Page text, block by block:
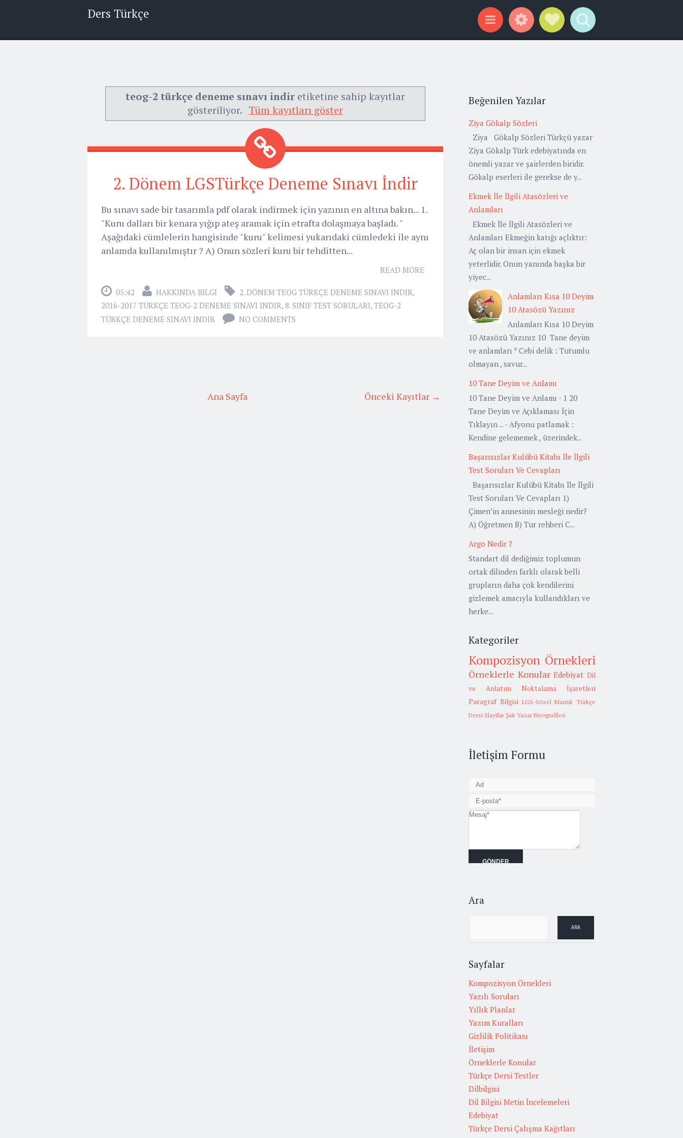
Ders Türkçe
Menu WidgetsSocial Links
Search
teog-2 türkçe deneme sınavı indir etiketine sahip kayıtlar
gösteriliyor. Tüm kayıtları göster
2. Dönem LGSTürkçe Deneme Sınavı İndir
Bu sınavı sade bir tasarımla pdf olarak indirmek için yazının en altına bakın... 1.
"Kuru dalları bir kenara yığıp ateş aramak için etrafta dolaşmaya başladı. "
Aşağıdaki cümlelerin hangisinde "kuru" kelimesi yukarıdaki cümledeki ile aynı
anlamda kullanılmıştır ? A) Onun sözleri kuru bir tehditten...
READ MORE
05:42 HAKKINDA BILGI 2. DÖNEM TEOG TÜRKÇE DENEME SINAVI INDIR,
2016-2017 TÜRKÇE TEOG-2 DENEME SINAVI INDIR, 8. SINIF TEST SORULARI, TEOG-2
TÜRKÇE DENEME SINAVI INDIR
NO COMMENTS
Önceki Kayıtlar →
Ana Sayfa
Beğenilen Yazılar
Ziya Gökalp Sözleri
Ziya Gökalp Sözleri Türkçü yazar
Ziya Gökalp Türk edebiyatında en
önemli yazar ve şairlerden biridir.
Gökalp eserleri ile gerekse de y...
Ekmek İle İlgili Atasözleri ve
Anlamları
Ekmek İle İlgili Atasözleri ve
Anlamları Ekmeğin katığı açlıktır:
Aç olan bir insan için ekmek
yeterlidir. Onun yanında başka bir
yiyec...
Anlamları Kısa 10 Deyim
10 Atasözü Yazınız
Anlamları Kısa 10 Deyim
10 Atasözü Yazınız 10 Tane deyim
ve anlamları * Cebi delik : Tutumlu
olmayan , savur...
10 Tane Deyim ve Anlamı
10 Tane Deyim ve Anlamı - 1 20
Tane Deyim ve Açıklaması İçin
Tıklayın ... - Afyonu patlamak :
Kendine gelememek , üzerindek...
Başarısızlar Kulübü Kitabı İle İlgili
Test Soruları Ve Cevapları
Başarısızlar Kulübü Kitabı İle İlgili
Test Soruları Ve Cevapları 1)
Çimen’in annesinin mesleği nedir?
A) Öğretmen B) Tur rehberi C...
Argo Nedir ?
Standart dil dediğimiz toplumun
ortak dilinden farklı olarak belli
grupların daha çok kendilerini
gizlemek amacıyla kullandıkları ve
herke...
Kategoriler
Kompozisyon Örnekleri
Örneklerle Konular Edebiyat Dil
ve Anlatım
Noktalama İşaretleri
Paragraf Bilgisi LGS-Sözel Mantık Türkçe
Dersi Slaytlar Şair Yazar Biyografileri
İletişim Formu
Ara
Sayfalar
Kompozisyon Örnekleri
Yazılı Soruları
Yıllık Planlar
Yazım Kuralları
Gizlilik Politikası
İletişim
Örneklerle Konular
Türkçe Dersi Testler
Dilbilgisi
Dil Bilgisi Metin İncelemeleri
Edebiyat
Türkçe Dersi Çalışma Kağıtları